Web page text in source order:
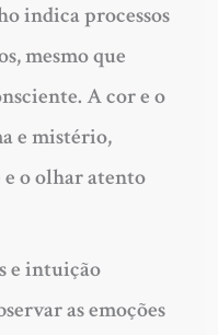
indica processos
mesmo que
A cor e o
e mistério,
o olhar atento
e intuição
as emoções